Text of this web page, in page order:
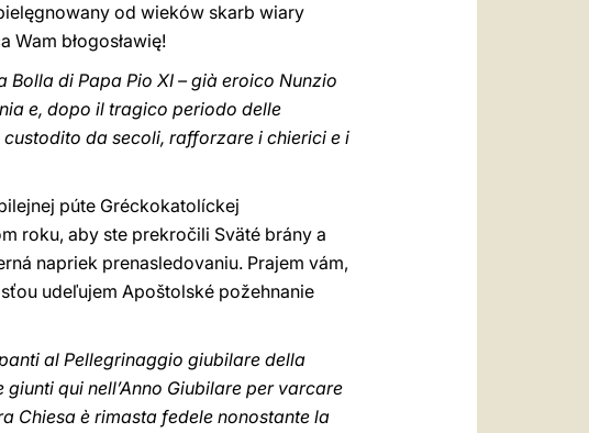
od wieków skarb wiary
błogosławię!
di Papa Pio XI – già eroico Nunzio
e, dopo il tragico periodo delle
da secoli, rafforzare i chierici e i
púte Gréckokatolíckej
roku, aby ste prekročili Sväté brány a
napriek prenasledovaniu. Prajem vám,
udeľujem Apoštolské požehnanie
al Pellegrinaggio giubilare della
qui nell’Anno Giubilare per varcare
Chiesa è rimasta fedele nonostante la